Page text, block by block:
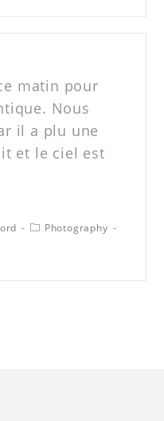
matin pour
Nous
il a plu une
et le ciel est
Photography